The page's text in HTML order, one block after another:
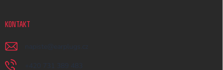
KONTAKT
napiste @ earplugs.cz
+420 731 389 483